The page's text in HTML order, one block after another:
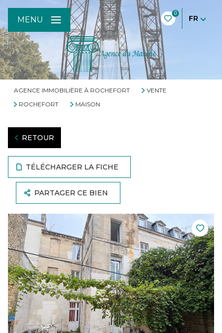
0
FR
MENU
AGENCE IMMOBILIÈRE À ROCHEFORT
VENTE
ROCHEFORT
MAISON
RETOUR
TÉLÉCHARGER LA FICHE
PARTAGER CE BIEN